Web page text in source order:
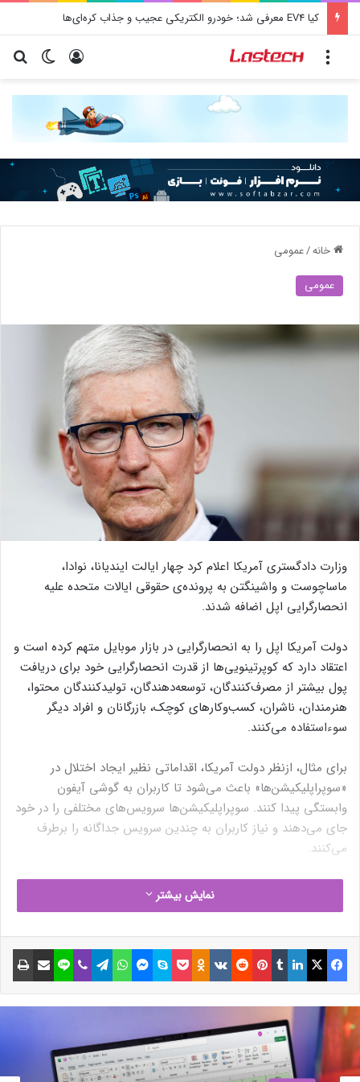
کیا EV4 معرفی شد؛ خودرو الکتریکی عجیب و جذاب کره‌ای‌ها
تغییر ورود
خانه/عمومی
عمومی
وزارت دادگستری آمریکا اعلام کرد چهار ایالت ایندیانا، نوادا،
ماساچوست و واشینگتن به پرونده‌ی حقوقی ایالات متحده علیه
انحصارگرایی اپل اضافه شدند.
دولت آمریکا اپل را به انحصارگرایی در بازار موبایل متهم کرده است و
اعتقاد دارد که کوپرتینویی‌ها از قدرت انحصارگرایی خود برای دریافت
پول بیشتر از مصرف‌کنندگان، توسعه‌دهندگان، تولیدکنندگان محتوا،
هنرمندان، ناشران، کسب‌و‌کارهای کوچک، بازرگانان و افراد دیگر
سوءاستفاده می‌کنند.
برای مثال، ازنظر دولت‌ آمریکا، اقداماتی نظیر ایجاد اختلال در
«سوپراپلیکیشن‌ها» باعث می‌شود تا کاربران به گوشی آیفون
وابستگی پیدا کنند. سوپراپلیکیشن‌ها سرویس‌های مختلفی را در خود
جای می‌دهند و نیاز کاربران به چندین سرویس جداگانه را برطرف
می‌کنند.
نوشته های مشابه
ممنوعیت آیفون؛ اول کارمندان دولت
چین، حالا پرسنل ارتش کره
5 اردیبهشت 1403
(بدون عنوان)
13 خرداد 1403
نمایش بیشتر
فیسبوک ایکس لینکداین تامبلر پینتریست Reddit
VKontakte
Odnoklassniki پاکت اسکایپ مسنجر واتس آپ تلگرام وایبر لاین اشتراک گذاری با ایمیل